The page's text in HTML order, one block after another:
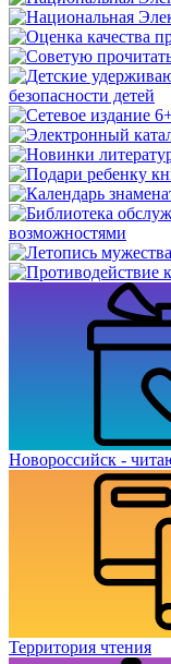
Новороссийск -
Территория чтения